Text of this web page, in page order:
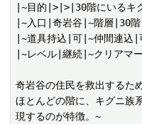
|~目的|>|>|30階にいるキ
|~入口|奇岩谷|~階層|30階|
|~道具持込|可|~仲間連込|
|~レベル|継続|~クリアマ
奇岩谷の住民を救出するた
ほとんどの階に、キグニ族
現するのが特徴。~